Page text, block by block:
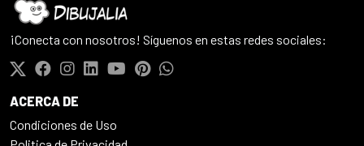
¡Conecta con nosotros! Síguenos en estas redes sociales:
ACERCA DE
Condiciones de Uso